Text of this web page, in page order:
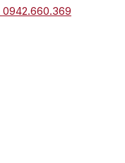
0942.660.369